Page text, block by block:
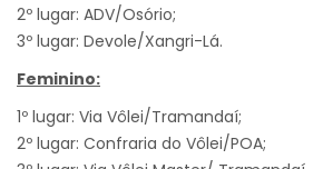
2º lugar: ADV/Osório;
3º lugar: Devole/Xangri-Lá.
Feminino:
1º lugar: Via Vôlei/Tramandaí;
2º lugar: Confraria do Vôlei/POA;